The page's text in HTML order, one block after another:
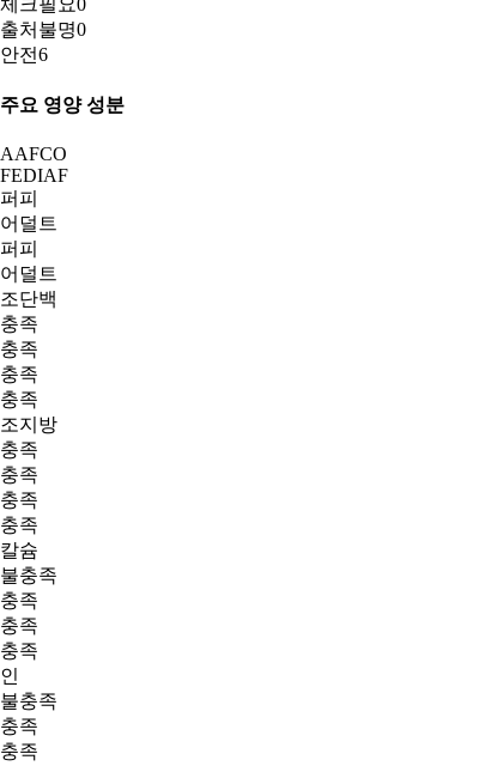
출처불명0
안전6
주요 영양 성분
AAFCO
FEDIAF
퍼피
어덜트
퍼피
어덜트
조단백
충족
충족
충족
충족
조지방
충족
충족
충족
충족
칼슘
불충족
충족
충족
충족
인
불충족
충족
충족